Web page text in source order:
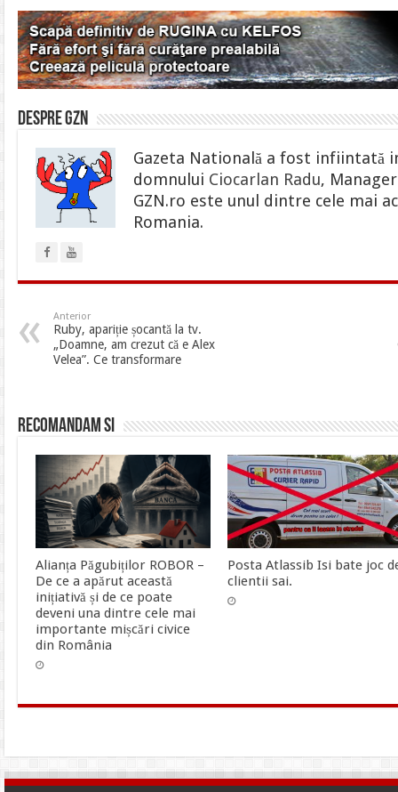
Despre gzn
Gazeta Natională a fost infiintată
domnului Ciocarlan Radu,
GZN.ro este unul dintre cele mai
Romania.
Anterior
Ruby, apariție șocantă la tv.
„Doamne, am crezut că e Alex
Velea”. Ce transformare
Recomandam si
Alianța Păgubiților ROBOR –
De ce a apărut această
inițiativă și de ce poate
deveni una dintre cele mai
importante mișcări civice
din România
Posta Atlassib Isi bate joc
clientii sai.